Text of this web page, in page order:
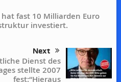
fast 10 Milliarden Euro
investiert.
Next
Dienst des
stellte 2007
fest:“Hieraus